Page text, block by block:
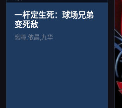
一杆定生死：球场兄弟
变死敌
离瞳,依晨,九华